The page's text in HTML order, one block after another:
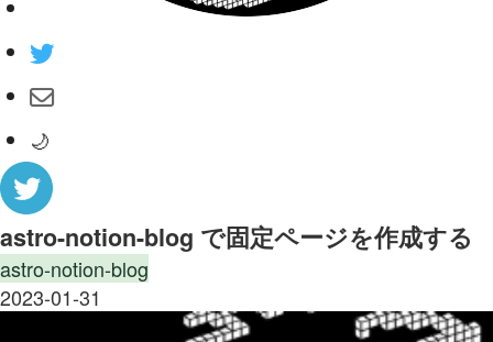
🌙
astro-notion-blog で固定ページを作成する
astro-notion-blog
2023-01-31